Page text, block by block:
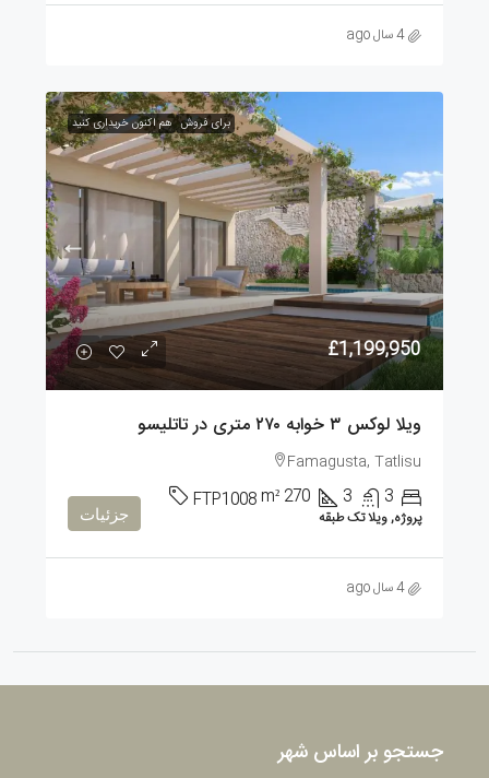
4 سال ago
برای فروش هم اکنون خریداری کنید
£1,199,950
ویلا لوکس ۳ خوابه ۲۷۰ متری در تاتلیسو
Famagusta, Tatlisu
3
3
270
m²
FTP1008
پروژه, ویلا تک طبقه جزئیات
4 سال ago
جستجو بر اساس شهر